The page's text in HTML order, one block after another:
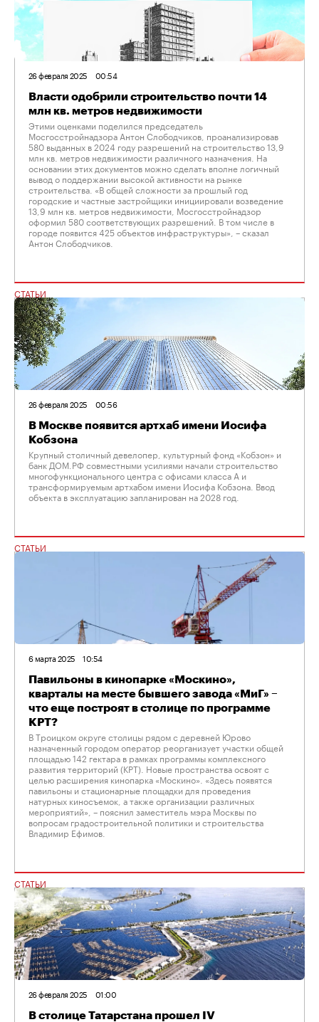
26 февраля 2025 00:54
Власти одобрили строительство почти 14
млн кв. метров недвижимости
Этими оценками поделился председатель
Мосгосстройнадзора Антон Слободчиков, проанализировав
580 выданных в 2024 году разрешений на строительство 13,9
млн кв. метров недвижимости различного назначения. На
основании этих документов можно сделать вполне логичный
вывод о поддержании высокой активности на рынке
строительства. «В общей сложности за прошлый год
городские и частные застройщики инициировали возведение
13,9 млн кв. метров недвижимости, Мосгосстройнадзор
оформил 580 соответствующих разрешений. В том числе в
городе появится 425 объектов инфраструктуры», – сказал
Антон Слободчиков.
СТАТЬИ
26 февраля 2025 00:56
В Москве появится артхаб имени Иосифа
Кобзона
Крупный столичный девелопер, культурный фонд «Кобзон» и
банк ДОМ.РФ совместными усилиями начали строительство
многофункционального центра с офисами класса А и
трансформируемым артхабом имени Иосифа Кобзона. Ввод
объекта в эксплуатацию запланирован на 2028 год.
СТАТЬИ
6 марта 2025 10:54
Павильоны в кинопарке «Москино»,
кварталы на месте бывшего завода «МиГ» –
что еще построят в столице по программе
КРТ?
В Троицком округе столицы рядом с деревней Юрово
назначенный городом оператор реорганизует участки общей
площадью 142 гектара в рамках программы комплексного
развития территорий (КРТ). Новые пространства освоят с
целью расширения кинопарка «Москино». «Здесь появятся
павильоны и стационарные площадки для проведения
натурных киносъемок, а также организации различных
мероприятий», – пояснил заместитель мэра Москвы по
вопросам градостроительной политики и строительства
Владимир Ефимов.
СТАТЬИ
26 февраля 2025 01:00
В столице Татарстана прошел IV